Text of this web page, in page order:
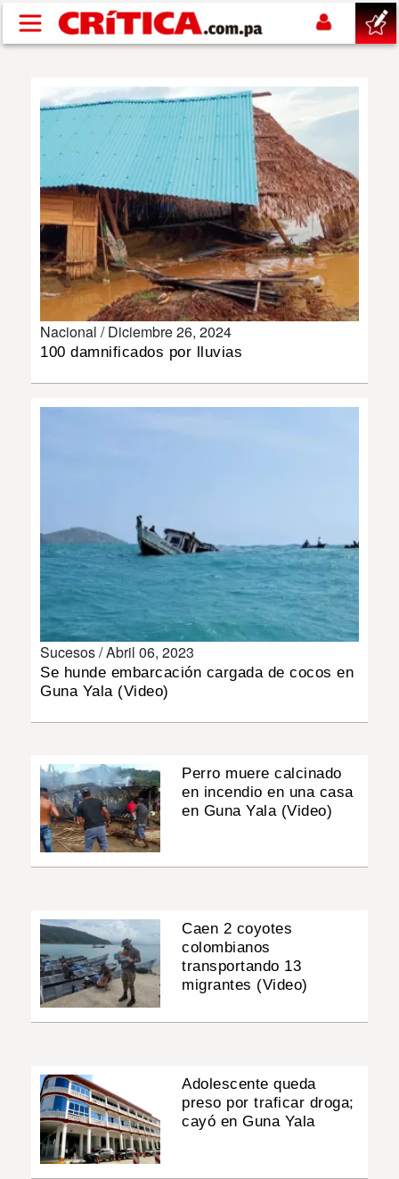
Pasar al contenido principal
NACIONAL
POLÍTICA
SHOW
DEPORTES
MUNDO
IMPRESO
Nacional /Diciembre 26, 2024
100 damnificados por lluvias
Sucesos /Abril 06, 2023
Se hunde embarcación cargada de cocos en
Guna Yala (Video)
Perro muere calcinado
en incendio en una casa
en Guna Yala (Video)
Caen 2 coyotes
colombianos
transportando 13
migrantes (Video)
Adolescente queda
preso por traficar droga;
cayó en Guna Yala